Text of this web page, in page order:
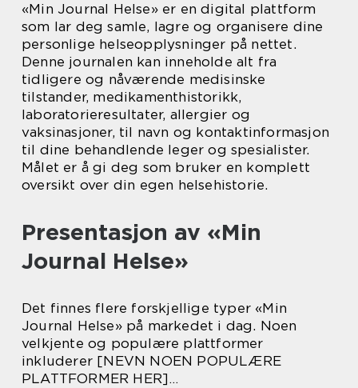
«Min Journal Helse» er en digital plattform
som lar deg samle, lagre og organisere dine
personlige helseopplysninger på nettet.
Denne journalen kan inneholde alt fra
tidligere og nåværende medisinske
tilstander, medikamenthistorikk,
laboratorieresultater, allergier og
vaksinasjoner, til navn og kontaktinformasjon
til dine behandlende leger og spesialister.
Målet er å gi deg som bruker en komplett
oversikt over din egen helsehistorie.
Presentasjon av «Min
Journal Helse»
Det finnes flere forskjellige typer «Min
Journal Helse» på markedet i dag. Noen
velkjente og populære plattformer
inkluderer [NEVN NOEN POPULÆRE
PLATTFORMER HER]…